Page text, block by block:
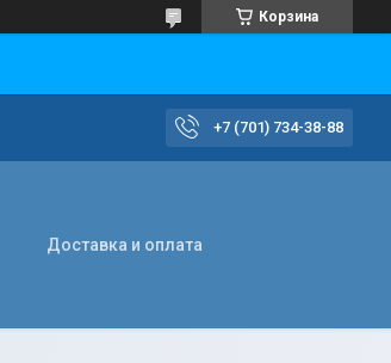
Корзина
+7 (701) 734-38-88
Доставка и оплата